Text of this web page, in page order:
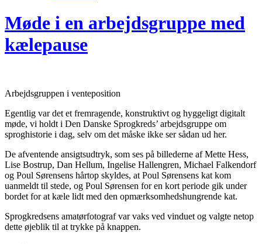
Møde i en arbejdsgruppe med
kælepause
Arbejdsgruppen i venteposition
Egentlig var det et fremragende, konstruktivt og hyggeligt digitalt
møde, vi holdt i Den Danske Sprogkreds’ arbejdsgruppe om
sproghistorie i dag, selv om det måske ikke ser sådan ud her.
De afventende ansigtsudtryk, som ses på billederne af Mette Hess,
Lise Bostrup, Dan Hellum, Ingelise Hallengren, Michael Falkendorf
og Poul Sørensens hårtop skyldes, at Poul Sørensens kat kom
uanmeldt til stede, og Poul Sørensen for en kort periode gik under
bordet for at kæle lidt med den opmærksomhedshungrende kat.
Sprogkredsens amatørfotograf var vaks ved vinduet og valgte netop
dette øjeblik til at trykke på knappen.